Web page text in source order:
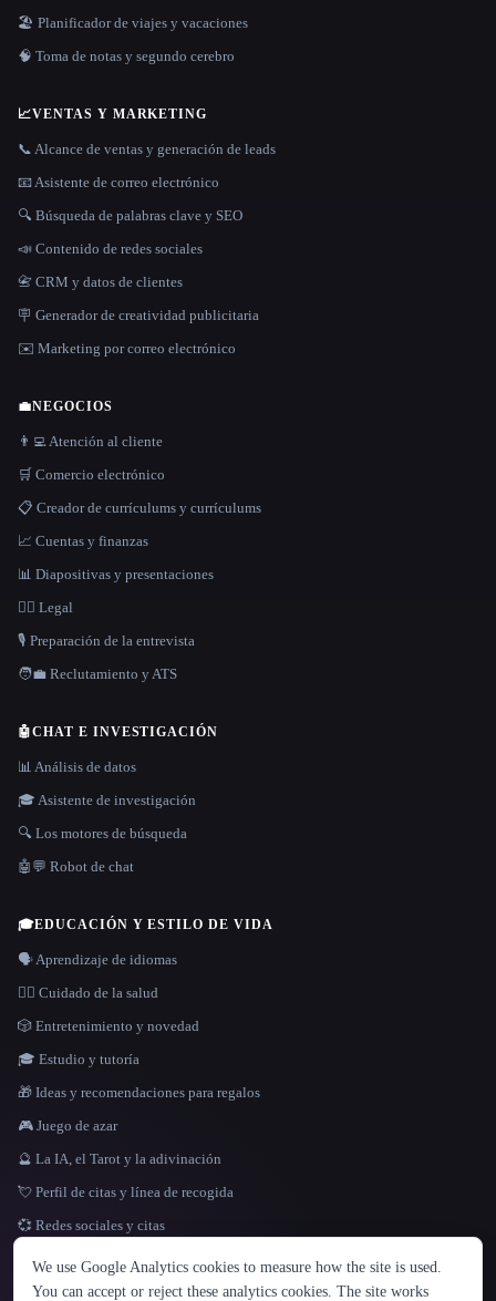
IDIOMA
English español Français Русский 简体中文
🏖 Planificador de viajes y vacaciones
🧠 Toma de notas y segundo cerebro
📈VENTAS Y MARKETING
📞 Alcance de ventas y generación de leads
📧 Asistente de correo electrónico
🔍 Búsqueda de palabras clave y SEO
📣 Contenido de redes sociales
📇 CRM y datos de clientes
🪧 Generador de creatividad publicitaria
✉️ Marketing por correo electrónico
💼NEGOCIOS
👨‍💻 Atención al cliente
🛒 Comercio electrónico
📋 Creador de currículums y currículums
📈 Cuentas y finanzas
📊 Diapositivas y presentaciones
👩‍⚖️ Legal
🎙️ Preparación de la entrevista
🧑‍💼 Reclutamiento y ATS
🤖CHAT E INVESTIGACIÓN
📊 Análisis de datos
🎓 Asistente de investigación
🔍 Los motores de búsqueda
🤖💬 Robot de chat
🎓EDUCACIÓN Y ESTILO DE VIDA
🗣️ Aprendizaje de idiomas
👩‍⚕️ Cuidado de la salud
🎲 Entretenimiento y novedad
🎓 Estudio y tutoría
🎁 Ideas y recomendaciones para regalos
🎮 Juego de azar
🔮 La IA, el Tarot y la adivinación
💘 Perfil de citas y línea de recogida
💞 Redes sociales y citas
We use Google Analytics cookies to measure how the site is used.
You can accept or reject these analytics cookies. The site works